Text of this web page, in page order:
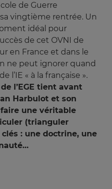
de Guerre
vingtième rentrée. Un
idéal pour
de cet OVNI de
en France et dans le
ne peut ignorer quand
l’IE « à la française ».
l’EGE tient avant
Harbulot et son
une véritable
(trianguler
: une doctrine, une